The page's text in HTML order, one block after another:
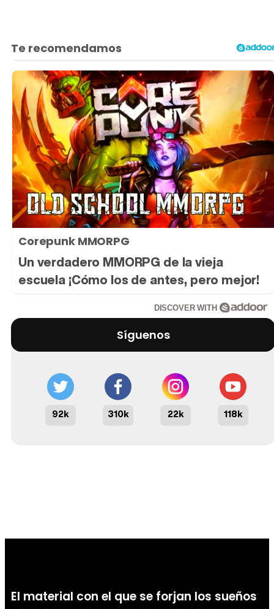
Corepunk MMORPG
Un verdadero MMORPG de la vieja
escuela ¡Cómo los de antes, pero mejor!
DISCOVER WITH
Síguenos
92k 310k 22k 118k
El material con el que se forjan los sueños